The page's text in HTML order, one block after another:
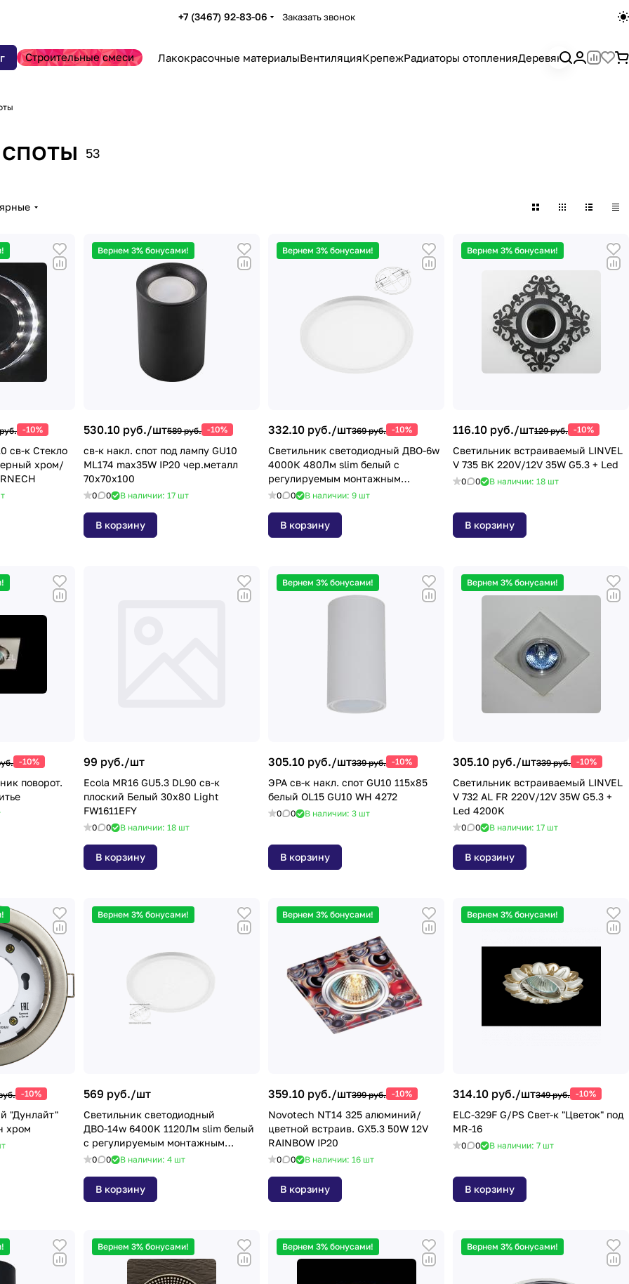
+7 (3467) 92-83-06 Заказать звонок
Строительные смеси Лакокрасочные материалыВентиляцияКрепежРадиаторы отопленияДеревянный
53
-10%
св-к Стекло
хром/
Вернем 3% бонусами!
530.10 руб./шт589 руб. -10%
св-к накл. спот под лампу GU10
ML174 max35W IP20 чер.металл
70x70x100
0 0 В наличии: 17 шт
В корзину
Вернем 3% бонусами!
332.10 руб./шт369 руб. -10%
Светильник светодиодный ДВО-6w
4000К 480Лм slim белый с
регулируемым монтажным
диаметром (до 90мм)
0 0 В наличии: 9 шт
В корзину
Вернем 3% бонусами!
116.10 руб./шт129 руб. -10%
Светильник встраиваемый LINVEL
V 735 BK 220V/12V 35W G5.3 + Led
0 0 В наличии: 18 шт
В корзину
-10%
литье
99 руб./шт
Ecola MR16 GU5.3 DL90 св-к
плоский Белый 30x80 Light
FW1611EFY
0 0 В наличии: 18 шт
В корзину
Вернем 3% бонусами!
305.10 руб./шт339 руб. -10%
ЭРА св-к накл. спот GU10 115х85
белый OL15 GU10 WH 4272
0 0 В наличии: 3 шт
В корзину
Вернем 3% бонусами!
305.10 руб./шт339 руб. -10%
Светильник встраиваемый LINVEL
V 732 AL FR 220V/12V 35W G5.3 +
Led 4200K
0 0 В наличии: 17 шт
В корзину
-10%
"Дунлайт"
хром
Вернем 3% бонусами!
569 руб./шт
Светильник светодиодный
ДВО-14w 6400K 1120Лм slim белый
с регулируемым монтажным
диаметром (до 160мм
0 0 В наличии: 4 шт
В корзину
Вернем 3% бонусами!
359.10 руб./шт399 руб. -10%
Novotech NT14 325 алюминий/
цветной встраив. GX5.3 50W 12V
RAINBOW IP20
0 0 В наличии: 16 шт
В корзину
Вернем 3% бонусами!
314.10 руб./шт349 руб. -10%
ELC-329F G/PS Свет-к "Цветок" под
MR-16
0 0 В наличии: 7 шт
В корзину
Вернем 3% бонусами! Вернем 3% бонусами! Вернем 3% бонусами!